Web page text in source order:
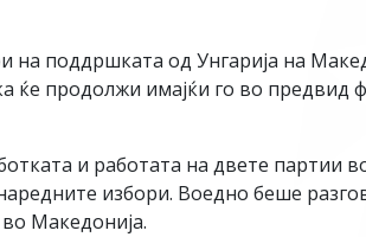
поддршката од Унгарија на
ќе продолжи имајќи го во предвид
и работата на двете партии
избори. Воедно беше
Македонија.